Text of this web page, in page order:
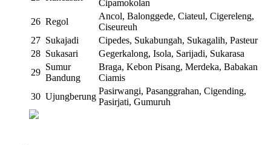
Cipamokolan
26 Regol
Ancol, Balonggede, Ciateul, Cigereleng,
Ciseureuh
27 Sukajadi
Cipedes, Sukabungah, Sukagalih, Pasteur
28 Sukasari
Gegerkalong, Isola, Sarijadi, Sukarasa
29
Sumur
Bandung
Braga, Kebon Pisang, Merdeka, Babakan
Ciamis
30 Ujungberung
Pasirwangi, Pasanggrahan, Cigending,
Pasirjati, Gumuruh